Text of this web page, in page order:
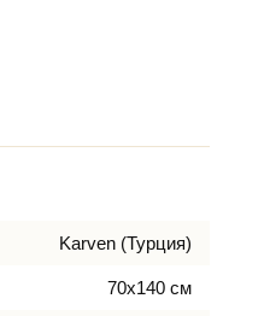
Karven (Турция)
70х140 см